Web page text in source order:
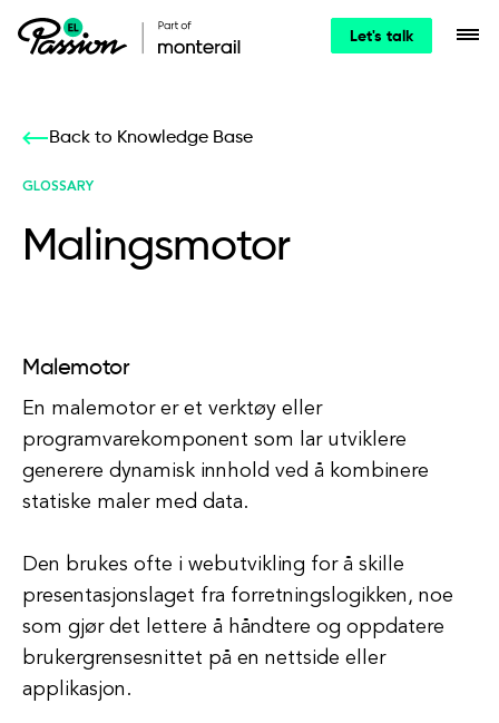
Let's talk
Back to Knowledge Base
GLOSSARY
Malingsmotor
Malemotor
En malemotor er et verktøy eller
programvarekomponent som lar utviklere
generere dynamisk innhold ved å kombinere
statiske maler med data.
Den brukes ofte i webutvikling for å skille
presentasjonslaget fra forretningslogikken, noe
som gjør det lettere å håndtere og oppdatere
brukergrensesnittet på en nettside eller
applikasjon.